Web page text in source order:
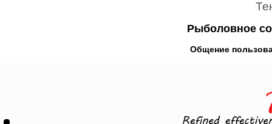
Рыболовное
Общение